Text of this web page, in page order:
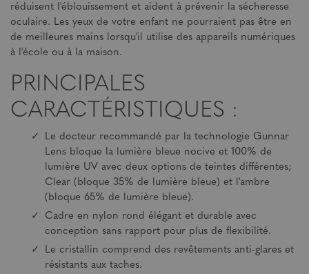
réduisent l'éblouissement et aident à prévenir la sécheresse
oculaire. Les yeux de votre enfant ne pourraient pas être en
de meilleures mains lorsqu'il utilise des appareils numériques
à l'école ou à la maison.
PRINCIPALES
CARACTÉRISTIQUES :
Le docteur recommandé par la technologie Gunnar
Lens bloque la lumière bleue nocive et 100% de
lumière UV avec deux options de teintes différentes;
Clear (bloque 35% de lumière bleue) et l'ambre
(bloque 65% de lumière bleue).
Cadre en nylon rond élégant et durable avec
conception sans rapport pour plus de flexibilité.
Le cristallin comprend des revêtements anti-glares et
résistants aux taches.